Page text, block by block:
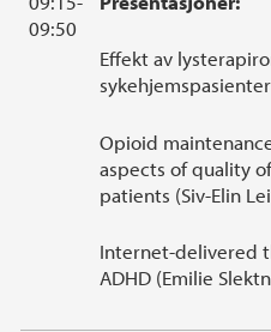
09:50
Effekt av
Opioid
aspects of quality
patients (Siv-Elin
Internet-delivered
ADHD (Emilie